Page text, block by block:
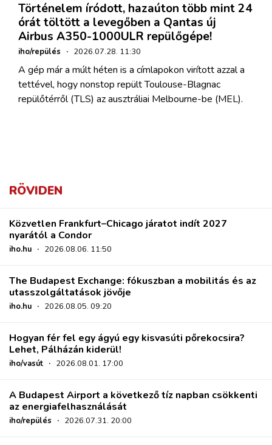
Történelem íródott, hazaúton több mint 24
órát töltött a levegőben a Qantas új
Airbus A350-1000ULR repülőgépe!
iho/repülés · 2026.07.28. 11:30
A gép már a múlt héten is a címlapokon virított azzal a
tettével, hogy nonstop repült Toulouse-Blagnac
repülőtérről (TLS) az ausztráliai Melbourne-be (MEL).
RÖVIDEN
Közvetlen Frankfurt–Chicago járatot indít 2027
nyarától a Condor
iho.hu · 2026.08.06. 11:50
The Budapest Exchange: fókuszban a mobilitás és az
utasszolgáltatások jövője
iho.hu · 2026.08.05. 09:20
Hogyan fér fel egy ágyú egy kisvasúti pőrekocsira?
Lehet, Pálházán kiderül!
iho/vasút · 2026.08.01. 17:00
A Budapest Airport a következő tíz napban csökkenti
az energiafelhasználását
iho/repülés · 2026.07.31. 20:00